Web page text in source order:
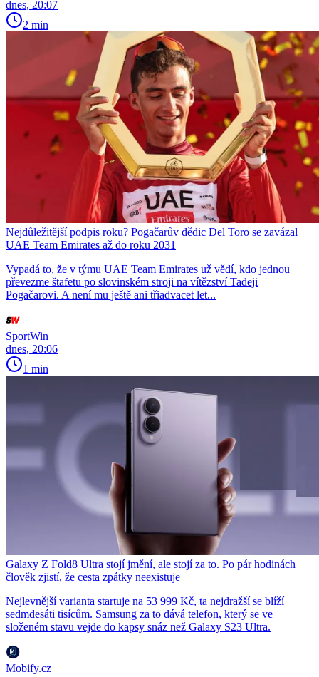
dnes, 20:07
2 min
Nejdůležitější podpis roku? Pogačarův dědic Del Toro se zavázal
UAE Team Emirates až do roku 2031
Vypadá to, že v týmu UAE Team Emirates už vědí, kdo jednou
převezme štafetu po slovinském stroji na vítězství Tadeji
Pogačarovi. A není mu ještě ani třiadvacet let...
SportWin
dnes, 20:06
1 min
Galaxy Z Fold8 Ultra stojí jmění, ale stojí za to. Po pár hodinách
člověk zjistí, že cesta zpátky neexistuje
Nejlevnější varianta startuje na 53 999 Kč, ta nejdražší se blíží
sedmdesáti tisícům. Samsung za to dává telefon, který se ve
složeném stavu vejde do kapsy snáz než Galaxy S23 Ultra.
Mobify.cz